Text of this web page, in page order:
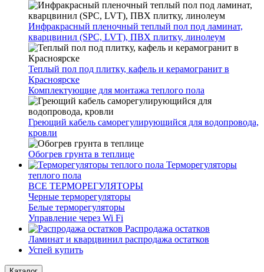
Инфракрасный пленочный теплый пол под ламинат,
кварцвинил (SPC, LVT), ПВХ плитку, линолеум
Теплый пол под плитку, кафель и керамогранит в
Красноярске
Комплектующие для монтажа теплого пола
Греющий кабель саморегулирующийся для водопровода,
кровли
Обогрев грунта в теплице
Терморегуляторы
теплого пола
ВСЕ ТЕРМОРЕГУЛЯТОРЫ
Черные терморегуляторы
Белые терморегуляторы
Управление через Wi Fi
Распродажа остатков
Ламинат и кварцвинил распродажа остатков
Успей купить